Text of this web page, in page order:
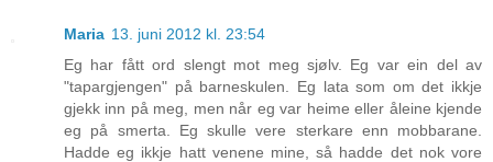
Maria 13. juni 2012 kl. 23:54
Eg har fått ord slengt mot meg sjølv. Eg var ein del av
"tapargjengen" på barneskulen. Eg lata som om det ikkje
gjekk inn på meg, men når eg var heime eller åleine kjende
eg på smerta. Eg skulle vere sterkare enn mobbarane.
Hadde eg ikkje hatt venene mine, så hadde det nok vore